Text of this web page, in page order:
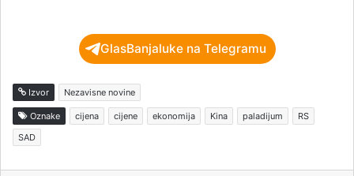
GlasBanjaluke na Telegramu
Izvor Nezavisne novine
Oznake cijena cijene ekonomija Kina paladijum
RS
SAD